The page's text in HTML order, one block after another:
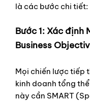
là các bước chi tiết:
Bước 1: Xác định
Business
Mọi chiến lược tiếp
kinh doanh tổng
này cần SMART